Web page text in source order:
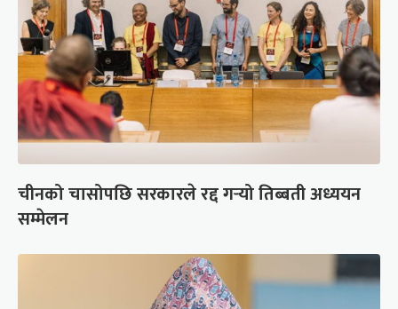
चीनको चासोपछि सरकारले रद्द गर्‍यो तिब्बती अध्ययन
सम्मेलन